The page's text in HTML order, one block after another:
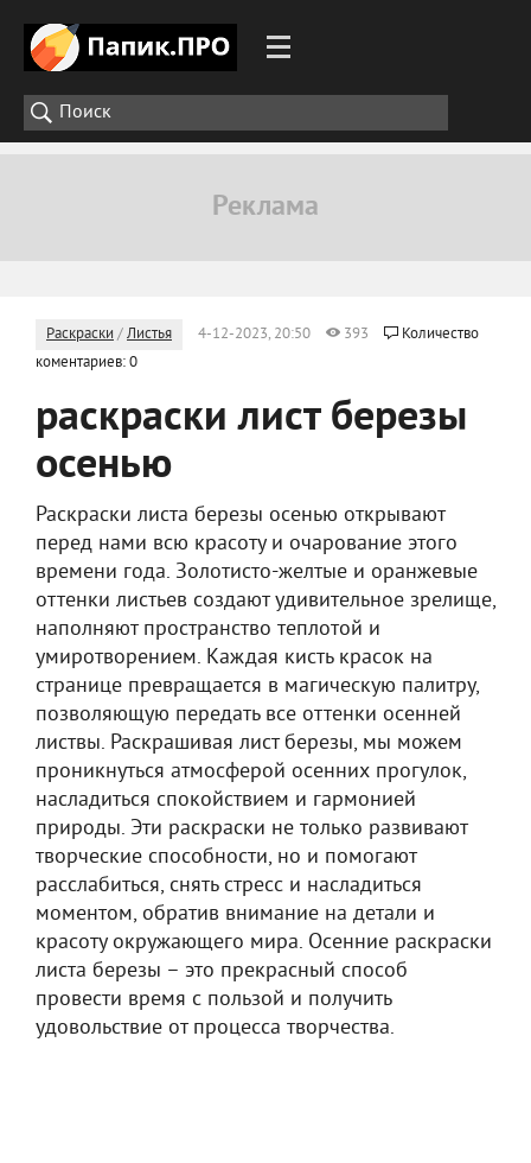
Раскраски /Листья 4-12-2023, 20:50 393
Количество
коментариев: 0
раскраски лист березы
осенью
Раскраски листа березы осенью открывают
перед нами всю красоту и очарование этого
времени года. Золотисто-желтые и оранжевые
оттенки листьев создают удивительное зрелище,
наполняют пространство теплотой и
умиротворением. Каждая кисть красок на
странице превращается в магическую палитру,
позволяющую передать все оттенки осенней
листвы. Раскрашивая лист березы, мы можем
проникнуться атмосферой осенних прогулок,
насладиться спокойствием и гармонией
природы. Эти раскраски не только развивают
творческие способности, но и помогают
расслабиться, снять стресс и насладиться
моментом, обратив внимание на детали и
красоту окружающего мира. Осенние раскраски
листа березы – это прекрасный способ
провести время с пользой и получить
удовольствие от процесса творчества.